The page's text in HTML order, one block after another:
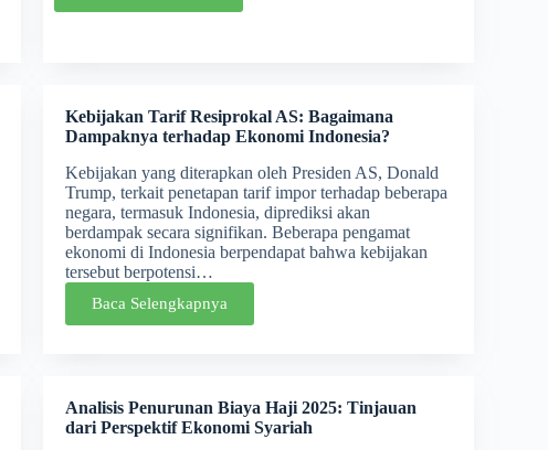
Kebijakan Tarif Resiprokal AS: Bagaimana
Dampaknya terhadap Ekonomi Indonesia?
Kebijakan yang diterapkan oleh Presiden AS, Donald
Trump, terkait penetapan tarif impor terhadap beberapa
negara, termasuk Indonesia, diprediksi akan
berdampak secara signifikan. Beberapa pengamat
ekonomi di Indonesia berpendapat bahwa kebijakan
tersebut berpotensi…
Baca Selengkapnya
Analisis Penurunan Biaya Haji 2025: Tinjauan
dari Perspektif Ekonomi Syariah